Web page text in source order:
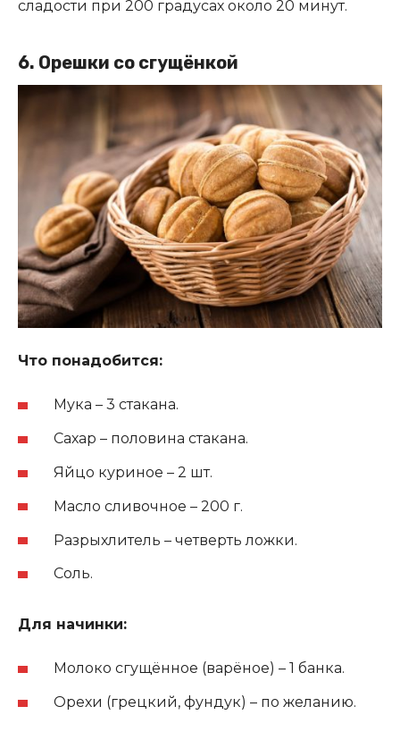
сладости при 200 градусах около 20 минут.
6. Орешки со сгущёнкой
Что понадобится:
Мука – 3 стакана.
Сахар – половина стакана.
Яйцо куриное – 2 шт.
Масло сливочное – 200 г.
Разрыхлитель – четверть ложки.
Соль.
Для начинки:
Молоко сгущённое (варёное) – 1 банка.
Орехи (грецкий, фундук) – по желанию.